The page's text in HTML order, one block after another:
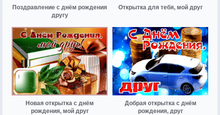
Поздравление с днём рождения
другу
Открытка для тебя, мой друг
Новая открытка с днём
рождения, мой друг
Добрая открытка с днём
рождения, друг